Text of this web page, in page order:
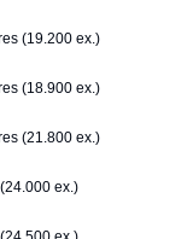
(19.200 ex.)
(18.900 ex.)
(21.800 ex.)
ex.)